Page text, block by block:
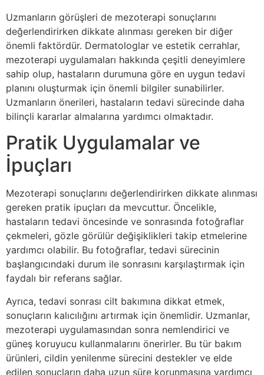
Uzmanların görüşleri de mezoterapi sonuçlarını
değerlendirirken dikkate alınması gereken bir diğer
önemli faktördür. Dermatologlar ve estetik cerrahlar,
mezoterapi uygulamaları hakkında çeşitli deneyimlere
sahip olup, hastaların durumuna göre en uygun tedavi
planını oluşturmak için önemli bilgiler sunabilirler.
Uzmanların önerileri, hastaların tedavi sürecinde daha
bilinçli kararlar almalarına yardımcı olmaktadır.
Pratik Uygulamalar ve
İpuçları
Mezoterapi sonuçlarını değerlendirirken dikkate alınması
gereken pratik ipuçları da mevcuttur. Öncelikle,
hastaların tedavi öncesinde ve sonrasında fotoğraflar
çekmeleri, gözle görülür değişiklikleri takip etmelerine
yardımcı olabilir. Bu fotoğraflar, tedavi sürecinin
başlangıcındaki durum ile sonrasını karşılaştırmak için
faydalı bir referans sağlar.
Ayrıca, tedavi sonrası cilt bakımına dikkat etmek,
sonuçların kalıcılığını artırmak için önemlidir. Uzmanlar,
mezoterapi uygulamasından sonra nemlendirici ve
güneş koruyucu kullanmalarını önerirler. Bu tür bakım
ürünleri, cildin yenilenme sürecini destekler ve elde
edilen sonuçların daha uzun süre korunmasına yardımcı